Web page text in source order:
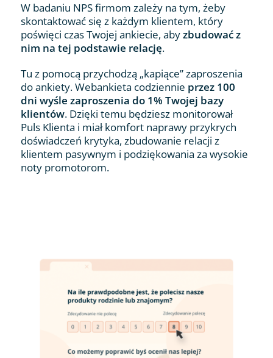
W badaniu NPS firmom zależy na tym, żeby
skontaktować się z każdym klientem, który
poświęci czas Twojej ankiecie, abyzbudować z
nim na tej podstawie relację.
Tu z pomocą przychodzą „kapiące” zaproszenia
do ankiety. Webankieta codziennie przez 100
dni wyśle zaproszenia do 1% Twojej bazy
klientów. Dzięki temu będziesz monitorował
Puls Klienta i miał komfort naprawy przykrych
doświadczeń krytyka, zbudowanie relacji z
klientem pasywnym i podziękowania za wysokie
noty promotorom.